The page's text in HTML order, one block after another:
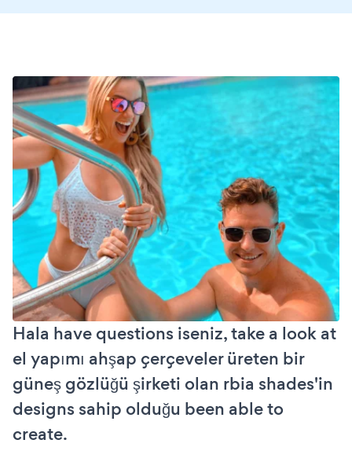
Hala have questions iseniz, take a look at
el yapımı ahşap çerçeveler üreten bir
güneş gözlüğü şirketi olan rbia shades'in
designs sahip olduğu been able to
create.